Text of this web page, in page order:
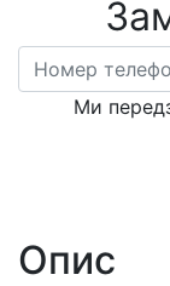
Ми
Опис